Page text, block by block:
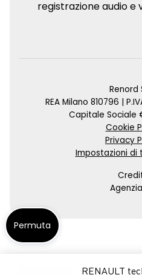
RENAULT
registrazione audio e
Renord
REA Milano 810796 |
Capitale Sociale
Cookie
Privacy
Impostazioni di
Permuta